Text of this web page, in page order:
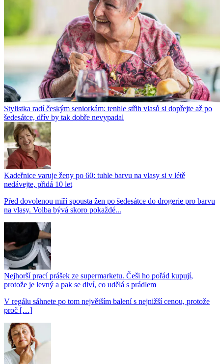
Stylistka radí českým seniorkám: tenhle střih vlasů si dopřejte až po
šedesátce, dřív by tak dobře nevypadal
Kadeřnice varuje ženy po 60: tuhle barvu na vlasy si v létě
nedávejte, přidá 10 let
Před dovolenou míří spousta žen po šedesátce do drogerie pro barvu
na vlasy. Volba bývá skoro pokaždé...
Nejhorší prací prášek ze supermarketu. Češi ho pořád kupují,
protože je levný a pak se diví, co udělá s prádlem
V regálu sáhnete po tom největším balení s nejnižší cenou, protože
proč […]